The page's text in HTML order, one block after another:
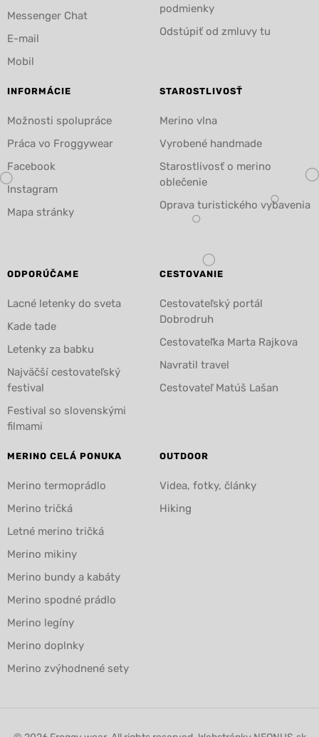
Messenger Chat
E-mail
Mobil
podmienky
Odstúpiť od zmluvy tu
INFORMÁCIE
Možnosti spolupráce
Práca vo Froggywear
Facebook
Instagram
Mapa stránky
STAROSTLIVOSŤ
Merino vlna
Vyrobené handmade
Starostlivosť o merino
oblečenie
Oprava turistického vybavenia
ODPORÚČAME
Lacné letenky do sveta
Kade tade
Letenky za babku
Najväčší cestovateľský
festival
Festival so slovenskými
filmami
CESTOVANIE
Cestovateľský portál
Dobrodruh
Cestovateľka Marta Rajkova
Navratil travel
Cestovateľ Matúš Lašan
MERINO CELÁ PONUKA
Merino termoprádlo
Merino tričká
Letné merino tričká
Merino mikiny
Merino bundy a kabáty
Merino spodné prádlo
Merino legíny
Merino doplnky
Merino zvýhodnené sety
OUTDOOR
Videa, fotky, články
Hiking